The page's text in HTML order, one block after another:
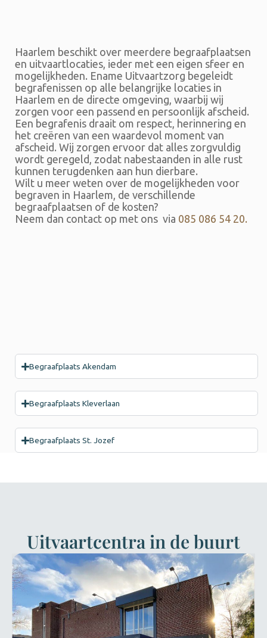
Haarlem beschikt over meerdere begraafplaatsen
en uitvaartlocaties, ieder met een eigen sfeer en
mogelijkheden. Ename Uitvaartzorg begeleidt
begrafenissen op alle belangrijke locaties in
Haarlem en de directe omgeving, waarbij wij
zorgen voor een passend en persoonlijk afscheid.
Een begrafenis draait om respect, herinnering en
het creëren van een waardevol moment van
afscheid. Wij zorgen ervoor dat alles zorgvuldig
wordt geregeld, zodat nabestaanden in alle rust
kunnen terugdenken aan hun dierbare.
Wilt u meer weten over de mogelijkheden voor
begraven in Haarlem, de verschillende
begraafplaatsen of de kosten?
Neem dan contact op met ons via 085 086 54 20.
Begraafplaats Akendam
Begraafplaats Kleverlaan
Begraafplaats St. Jozef
Uitvaartcentra in de buurt